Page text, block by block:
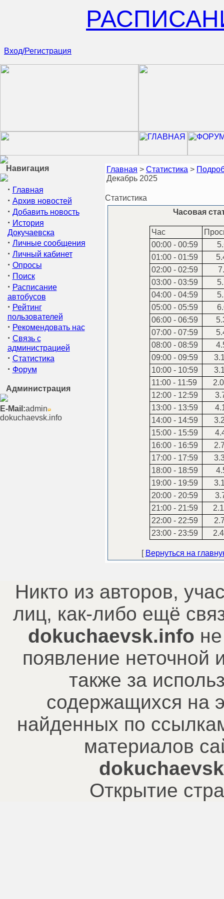
Вход/Регистрация
Навигация
· Главная
· Архив новостей
· Добавить новость
· История
Докучаевска
· Личные сообщения
· Личный кабинет
· Опросы
· Поиск
· Расписание
автобусов
· Рейтинг
пользователей
· Рекомендовать нас
· Связь с
администрацией
· Статистика
· Форум
Администрация
E-Mail:admin
dokuchaevsk.info
Главная > Статистика >
Декабрь 2025
Статистика
Часовая
Час
00:00 - 00:59
01:00 - 01:59
02:00 - 02:59
03:00 - 03:59
04:00 - 04:59
05:00 - 05:59
06:00 - 06:59
07:00 - 07:59
08:00 - 08:59
09:00 - 09:59
10:00 - 10:59
11:00 - 11:59
12:00 - 12:59
13:00 - 13:59
14:00 - 14:59
15:00 - 15:59
16:00 - 16:59
17:00 - 17:59
18:00 - 18:59
19:00 - 19:59
20:00 - 20:59
21:00 - 21:59
22:00 - 22:59
23:00 - 23:59
[ Вернуться на
Никто из авторов,
лиц, как-либо ещё
dokuchaevsk.info
появление
также за
содержащихся на
найденных по
материалов
Открытие